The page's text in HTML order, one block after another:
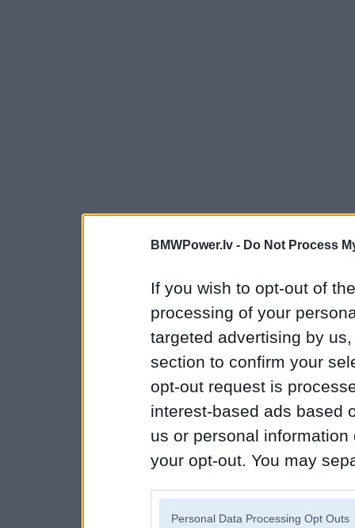
BMWPower.lv - Do Not Process
If you wish to opt-out of
processing of your
targeted advertising by
section to confirm your
opt-out request is
interest-based ads based
us or personal
your opt-out. You may
Personal Data Processing Opt Outs